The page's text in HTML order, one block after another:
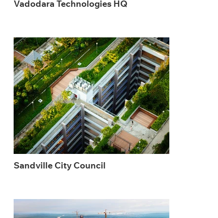
Vadodara Technologies HQ
Sandville City Council